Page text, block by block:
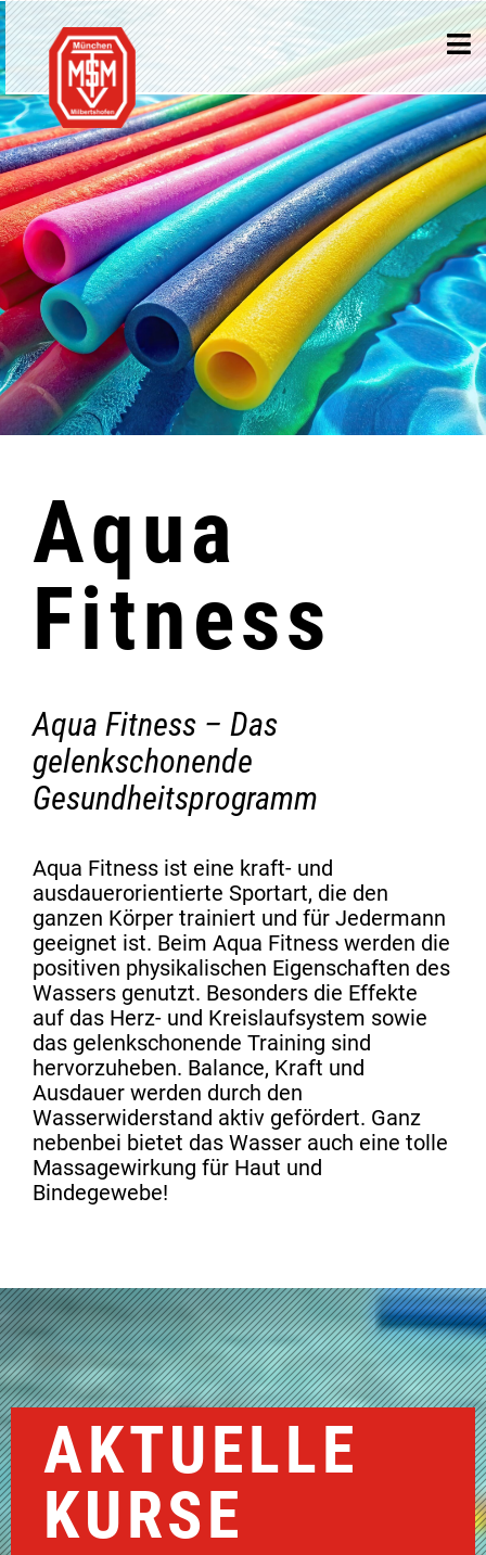
Aqua
Fitness
Aqua Fitness – Das
gelenkschonende
Gesundheitsprogramm
Aqua Fitness ist eine kraft- und
ausdauerorientierte Sportart, die den
ganzen Körper trainiert und für Jedermann
geeignet ist. Beim Aqua Fitness werden die
positiven physikalischen Eigenschaften des
Wassers genutzt. Besonders die Effekte
auf das Herz- und Kreislaufsystem sowie
das gelenkschonende Training sind
hervorzuheben. Balance, Kraft und
Ausdauer werden durch den
Wasserwiderstand aktiv gefördert. Ganz
nebenbei bietet das Wasser auch eine tolle
Massagewirkung für Haut und
Bindegewebe!
AKTUELLE
KURSE